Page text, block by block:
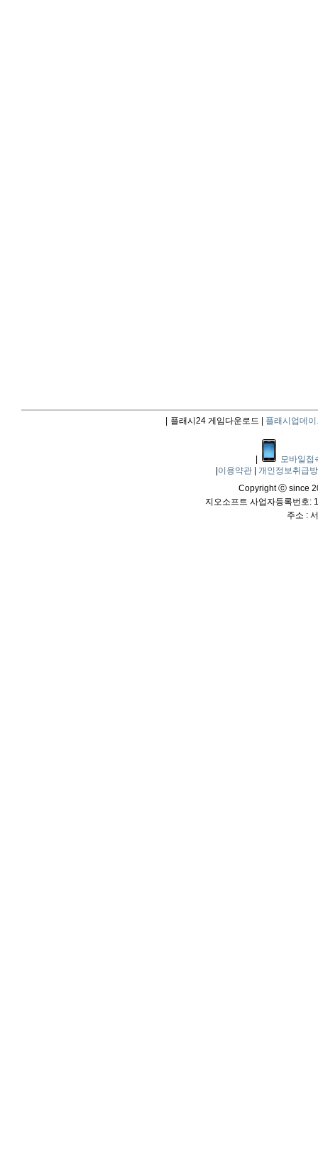
플래시24 게임다운로드 | 플래시업데이
모바일접
이용약관
개인정보취급
Copyright ⓒ since
지오소프트 사업자등록번호:
주소 :